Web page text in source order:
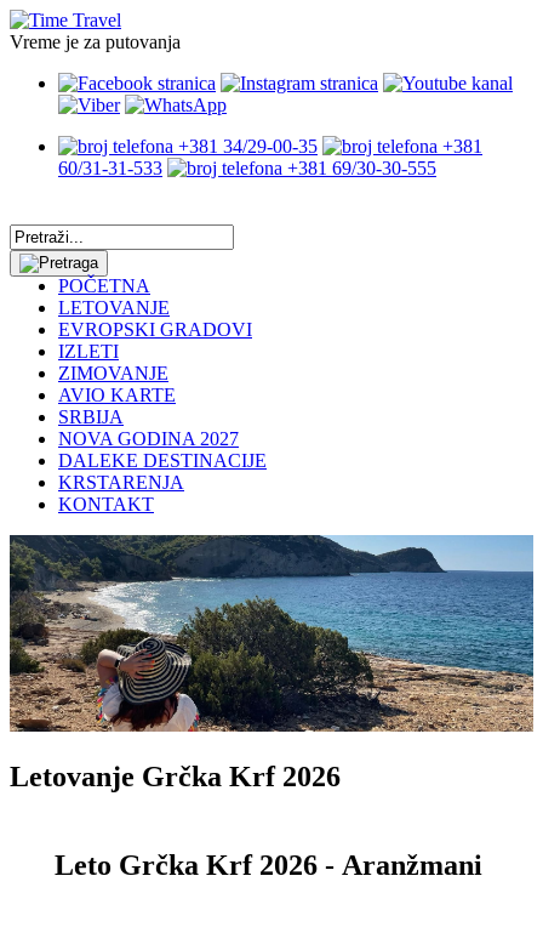
Vreme je za putovanja
+381 34/29-00-35
+381
60/31-31-533
+381 69/30-30-555
POČETNA
LETOVANJE
EVROPSKI GRADOVI
IZLETI
ZIMOVANJE
AVIO KARTE
SRBIJA
NOVA GODINA 2027
DALEKE DESTINACIJE
KRSTARENJA
KONTAKT
Letovanje Grčka Krf 2026
Leto Grčka Krf 2026 - Aranžmani